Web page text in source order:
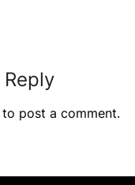
post a comment.